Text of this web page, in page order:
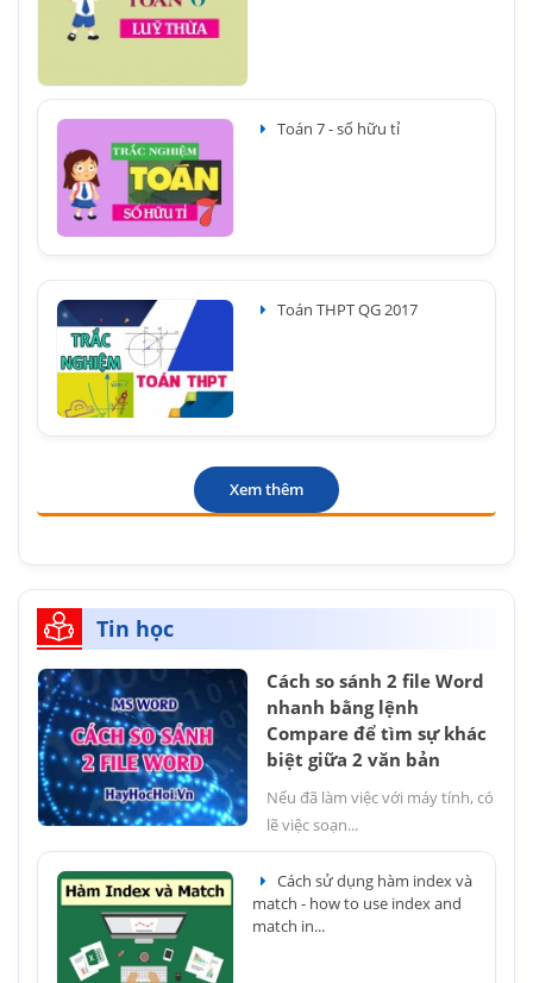
Toán 7 - số hữu tỉ
Toán THPT QG 2017
Xem thêm
Tin học
Cách so sánh 2 file Word
nhanh bằng lệnh
Compare để tìm sự khác
biệt giữa 2 văn bản
Nếu đã làm việc với máy tính, có
lẽ việc soạn...
Cách sử dụng hàm index và
match - how to use index and
match in...